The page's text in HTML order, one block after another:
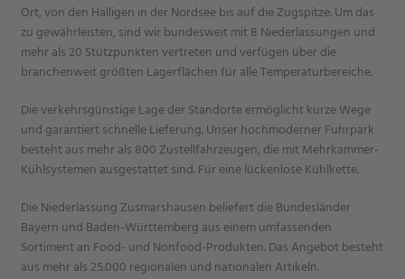
Ort, von den Halligen in der Nordsee bis auf die Zugspitze. Um das
zu gewährleisten, sind wir bundesweit mit 8 Niederlassungen und
mehr als 20 Stützpunkten vertreten und verfügen über die
branchenweit größten Lagerflächen für alle Temperaturbereiche.
Die verkehrsgünstige Lage der Standorte ermöglicht kurze Wege
und garantiert schnelle Lieferung. Unser hochmoderner Fuhrpark
besteht aus mehr als 800 Zustellfahrzeugen, die mit Mehrkammer-
Kühlsystemen ausgestattet sind. Für eine lückenlose Kühlkette.
Die Niederlassung Zusmarshausen beliefert die Bundesländer
Bayern und Baden-Württemberg aus einem umfassenden
Sortiment an Food- und Nonfood-Produkten. Das Angebot besteht
aus mehr als 25.000 regionalen und nationalen Artikeln.